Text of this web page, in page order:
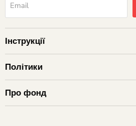
Email
Інструкції
Політики
Про фонд